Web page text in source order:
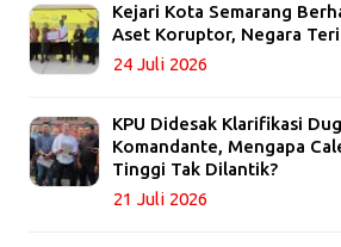
Kejari Kota Semarang
Aset Koruptor, Negara
24 Juli 2026
KPU Didesak Klarifikasi
Komandante, Mengapa
Tinggi Tak Dilantik?
21 Juli 2026